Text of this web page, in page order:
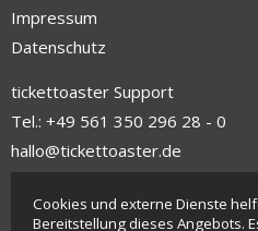
Impressum
Datenschutz
tickettoaster Support
Tel.: +49 561 350 296 28 - 0
hallo@tickettoaster.de
Cookies und externe Dienste
Bereitstellung dieses Angebots.